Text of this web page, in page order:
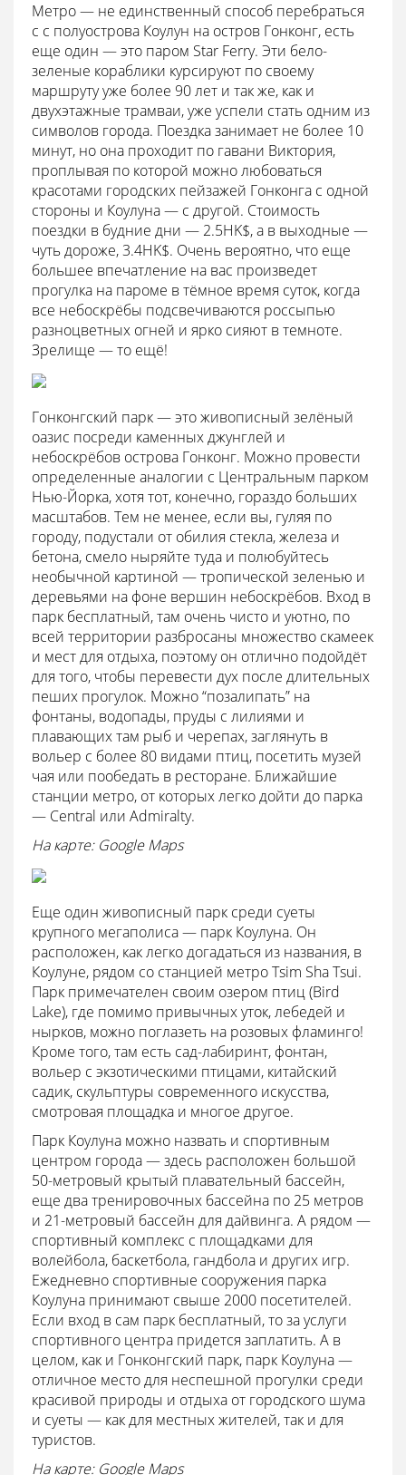
Метро — не единственный способ перебраться
с с полуострова Коулун на остров Гонконг, есть
еще один — это паром Star Ferry. Эти бело-
зеленые кораблики курсируют по своему
маршруту уже более 90 лет и так же, как и
двухэтажные трамваи, уже успели стать одним из
символов города. Поездка занимает не более 10
минут, но она проходит по гавани Виктория,
проплывая по которой можно любоваться
красотами городских пейзажей Гонконга с одной
стороны и Коулуна — с другой. Стоимость
поездки в будние дни — 2.5HK$, а в выходные —
чуть дороже, 3.4HK$. Очень вероятно, что еще
большее впечатление на вас произведет
прогулка на пароме в тёмное время суток, когда
все небоскрёбы подсвечиваются россыпью
разноцветных огней и ярко сияют в темноте.
Зрелище — то ещё!
Гонконгский парк — это живописный зелёный
оазис посреди каменных джунглей и
небоскрёбов острова Гонконг. Можно провести
определенные аналогии с Центральным парком
Нью-Йорка, хотя тот, конечно, гораздо больших
масштабов. Тем не менее, если вы, гуляя по
городу, подустали от обилия стекла, железа и
бетона, смело ныряйте туда и полюбуйтесь
необычной картиной — тропической зеленью и
деревьями на фоне вершин небоскрёбов. Вход в
парк бесплатный, там очень чисто и уютно, по
всей территории разбросаны множество скамеек
и мест для отдыха, поэтому он отлично подойдёт
для того, чтобы перевести дух после длительных
пеших прогулок. Можно “позалипать” на
фонтаны, водопады, пруды с лилиями и
плавающих там рыб и черепах, заглянуть в
вольер с более 80 видами птиц, посетить музей
чая или пообедать в ресторане. Ближайшие
станции метро, от которых легко дойти до парка
— Central или Admiralty.
На карте: Google Maps
Еще один живописный парк среди суеты
крупного мегаполиса — парк Коулуна. Он
расположен, как легко догадаться из названия, в
Коулуне, рядом со станцией метро Tsim Sha Tsui.
Парк примечателен своим озером птиц (Bird
Lake), где помимо привычных уток, лебедей и
нырков, можно поглазеть на розовых фламинго!
Кроме того, там есть сад-лабиринт, фонтан,
вольер с экзотическими птицами, китайский
садик, скульптуры современного искусства,
смотровая площадка и многое другое.
Парк Коулуна можно назвать и спортивным
центром города — здесь расположен большой
50-метровый крытый плавательный бассейн,
еще два тренировочных бассейна по 25 метров
и 21-метровый бассейн для дайвинга. А рядом —
спортивный комплекс с площадками для
волейбола, баскетбола, гандбола и других игр.
Ежедневно спортивные сооружения парка
Коулуна принимают свыше 2000 посетителей.
Если вход в сам парк бесплатный, то за услуги
спортивного центра придется заплатить. А в
целом, как и Гонконгский парк, парк Коулуна —
отличное место для неспешной прогулки среди
красивой природы и отдыха от городского шума
и суеты — как для местных жителей, так и для
туристов.
На карте: Google Maps